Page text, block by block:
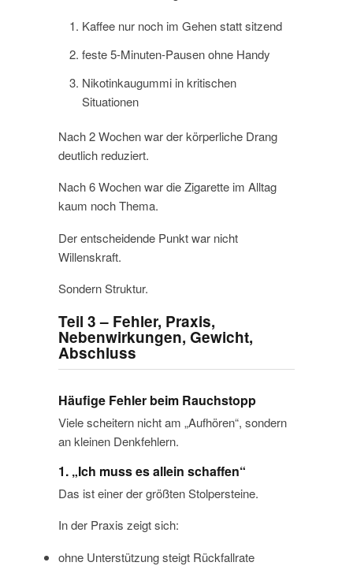
Kaffee nur noch im Gehen statt sitzend
feste 5-Minuten-Pausen ohne Handy
Nikotinkaugummi in kritischen
Situationen
Nach 2 Wochen war der körperliche Drang
deutlich reduziert.
Nach 6 Wochen war die Zigarette im Alltag
kaum noch Thema.
Der entscheidende Punkt war nicht
Willenskraft.
Sondern Struktur.
Teil 3 – Fehler, Praxis,
Nebenwirkungen, Gewicht,
Abschluss
Häufige Fehler beim Rauchstopp
Viele scheitern nicht am „Aufhören“, sondern
an kleinen Denkfehlern.
1. „Ich muss es allein schaffen“
Das ist einer der größten Stolpersteine.
In der Praxis zeigt sich:
ohne Unterstützung steigt Rückfallrate